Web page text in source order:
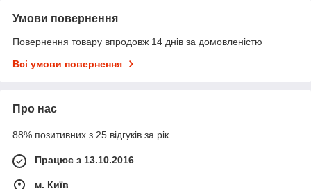
Умови повернення
Повернення товару впродовж 14 днів за домовленістю
Всі умови повернення
Про нас
88% позитивних з 25 відгуків за рік
Працює з 13.10.2016
м. Київ